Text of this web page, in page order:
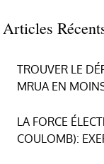
Articles
TROUVER LE
MRUA EN
LA FORCE
COULOMB):